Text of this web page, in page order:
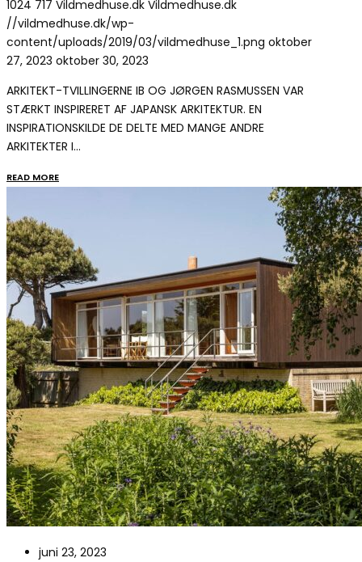
1024 717 Vildmedhuse.dk Vildmedhuse.dk
//vildmedhuse.dk/wp-
content/uploads/2019/03/vildmedhuse_1.png oktober
27, 2023 oktober 30, 2023
ARKITEKT-TVILLINGERNE IB OG JØRGEN RASMUSSEN VAR
STÆRKT INSPIRERET AF JAPANSK ARKITEKTUR. EN
INSPIRATIONSKILDE DE DELTE MED MANGE ANDRE
ARKITEKTER I…
READ MORE
juni 23, 2023